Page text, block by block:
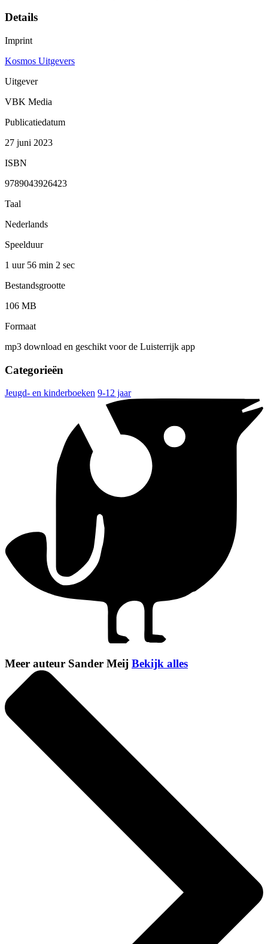
Details
Imprint
Kosmos Uitgevers
Uitgever
VBK Media
Publicatiedatum
27 juni 2023
ISBN
9789043926423
Taal
Nederlands
Speelduur
1 uur 56 min 2 sec
Bestandsgrootte
106 MB
Formaat
mp3 download en geschikt voor de Luisterrijk app
Categorieën
Jeugd- en kinderboeken 9-12 jaar
Meer auteur Sander Meij Bekijk alles